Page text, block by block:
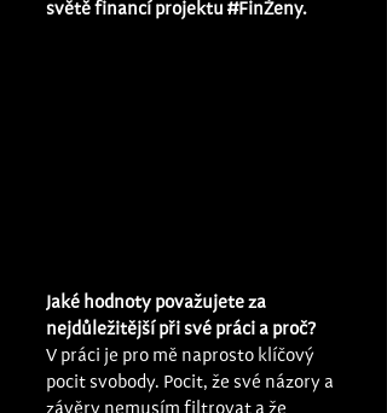
světě financí projektu #FinŽeny.
Jaké hodnoty považujete za
nejdůležitější při své práci a proč?
V práci je pro mě naprosto klíčový
pocit svobody. Pocit, že své názory a